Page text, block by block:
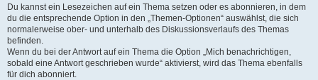
Du kannst ein Lesezeichen auf ein Thema setzen oder es abonnieren, in dem
du die entsprechende Option in den „Themen-Optionen“ auswählst, die sich
normalerweise ober- und unterhalb des Diskussionsverlaufs des Themas
befinden.
Wenn du bei der Antwort auf ein Thema die Option „Mich benachrichtigen,
sobald eine Antwort geschrieben wurde“ aktivierst, wird das Thema ebenfalls
für dich abonniert.